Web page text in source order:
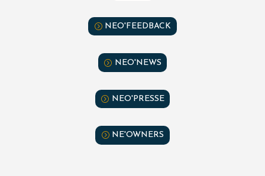
NEO'FEEDBACK
NEO'NEWS
NEO'PRESSE
NE'OWNERS